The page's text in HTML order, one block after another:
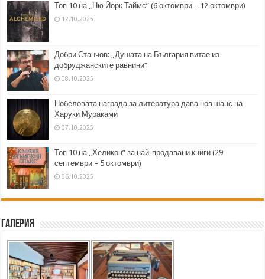
Топ 10 на „Ню Йорк Таймс” (6 октомври – 12 октомври)
12.10.2025
Добри Станчов: „Душата на България витае из
добруджанските равнини“
08.10.2025
Нобеловата награда за литература дава нов шанс на
Харуки Мураками
07.10.2025
Топ 10 на „Хеликон” за най-продавани книги (29
септември – 5 октомври)
06.10.2025
Галерия